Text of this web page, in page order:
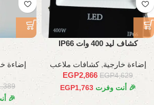
كشاف ليد 400 وات IP66
إضاءة خارجية,كشافات ملاعب
EGP4,629
EGP2,866
🎉 أنت وفرت EGP1,763
إضاءة
🎉